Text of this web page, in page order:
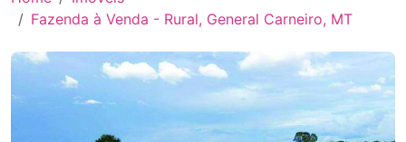
Fazenda à Venda - Rural, General Carneiro, MT